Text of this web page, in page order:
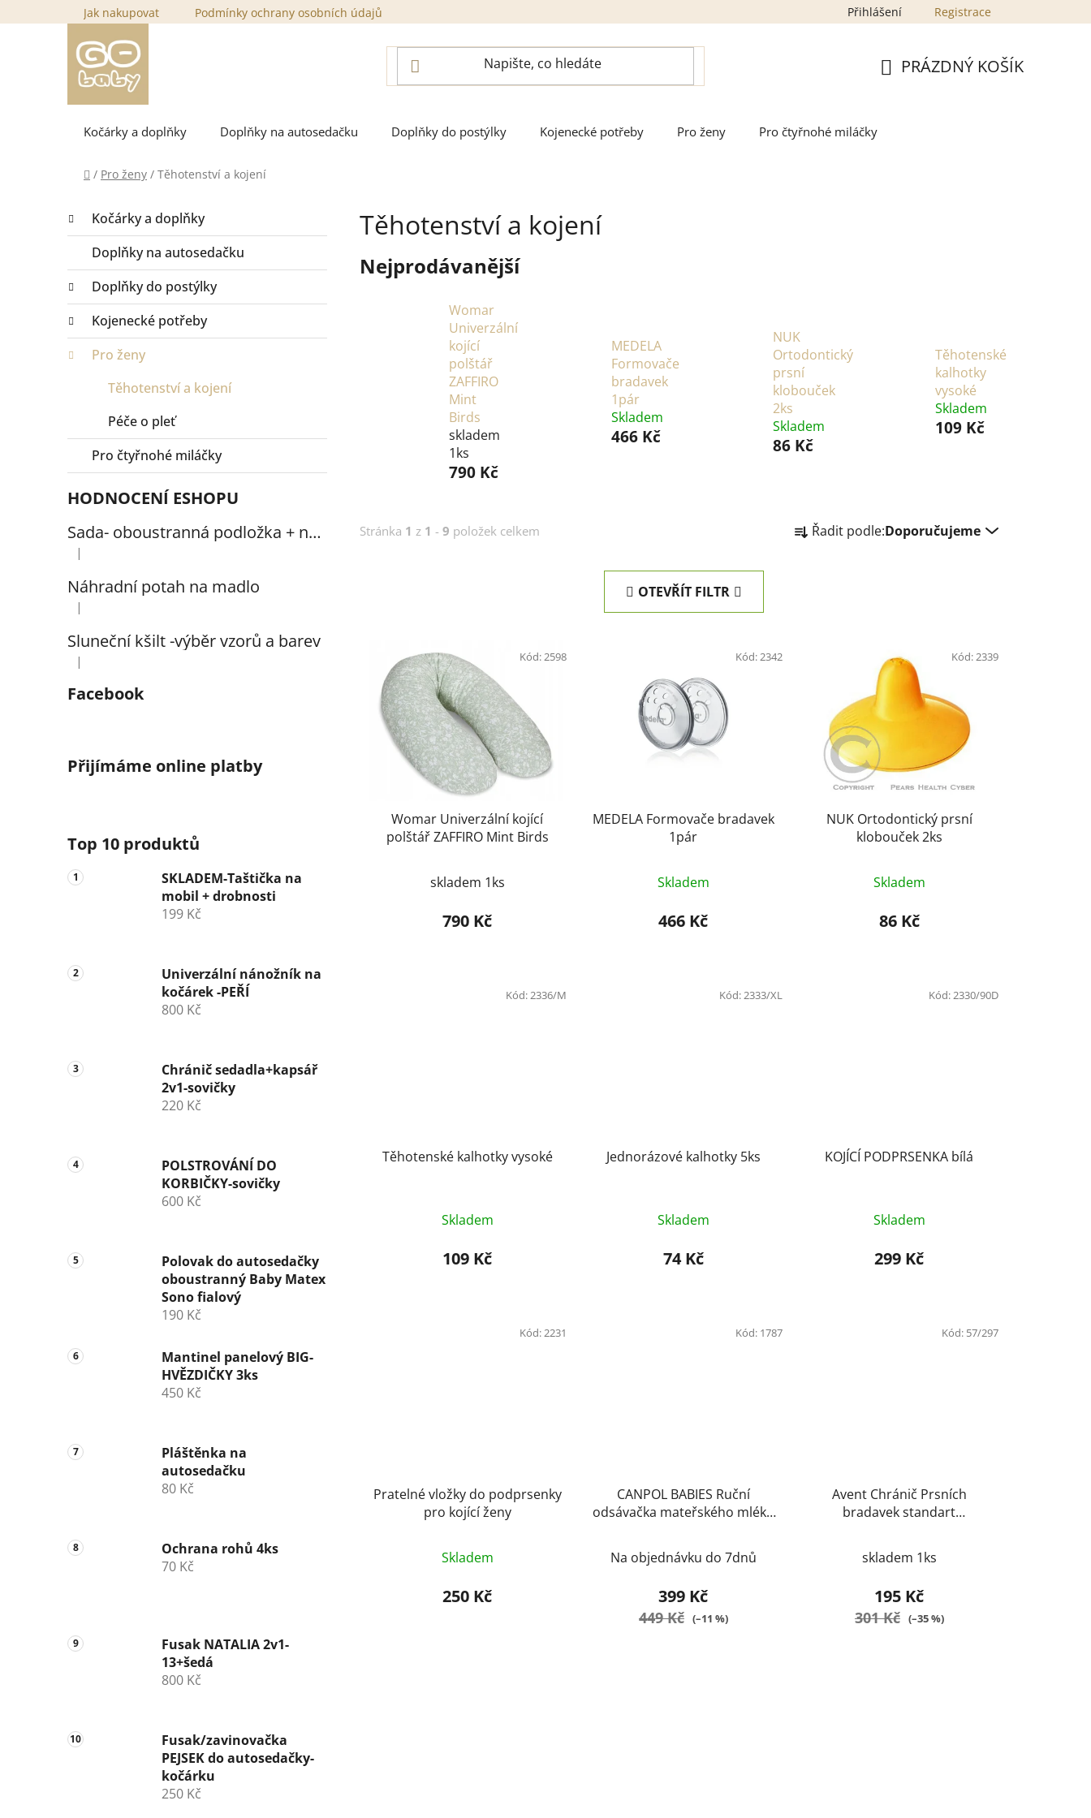
na
Jak nakupovat Podmínky ochrany osobních údajů Přihlášení Registrace
PRÁZDNÝ KOŠÍK
Kočárky a doplňky Doplňky na autosedačku Doplňky do postýlky Kojenecké potřeby Pro ženy Pro čtyřnohé miláčky
Domů
/ Pro ženy / Těhotenství a kojení
P
o
t
r
a
n
n
n
l
Přeskočit
kategorie
K
a
g
o
r
i
e
Kočárky a doplňky
Doplňky na autosedačku
Doplňky do postýlky
Kojenecké potřeby
Pro ženy
Těhotenství a kojení
Péče o pleť
Pro čtyřnohé miláčky
HODNOCENÍ ESHOPU
Sada- oboustranná podložka + nepadací deka minky-bavlna HVĚZDA MINT
Hodnocení produktu je 5 z 5 hvězdiček.
|
Náhradní potah na madlo
Hodnocení produktu je 5 z 5 hvězdiček.
|
Sluneční kšilt -výběr vzorů a barev
Hodnocení produktu je 5 z 5 hvězdiček.
|
Facebook
Přijímáme online platby
Top 10 produktů
SKLADEM-Taštička na
mobil + drobnosti
199 Kč
Univerzální nánožník na
kočárek -PEŘÍ
800 Kč
Chránič sedadla+kapsář
2v1-sovičky
220 Kč
POLSTROVÁNÍ DO
KORBIČKY-sovičky
600 Kč
Polovak do autosedačky
oboustranný Baby Matex
Sono fialový
190 Kč
Mantinel panelový BIG-
HVĚZDIČKY 3ks
450 Kč
Pláštěnka na
autosedačku
80 Kč
Ochrana rohů 4ks
70 Kč
Fusak NATALIA 2v1-
13+šedá
800 Kč
Fusak/zavinovačka
PEJSEK do autosedačky-
kočárku
250 Kč
Těhotenství a kojení
Nejprodávanější
Womar
Univerzální
kojící
polštář
ZAFFIRO
Mint
Birds
skladem
1ks
790 Kč
MEDELA
Formovače
bradavek
1pár
Skladem
466 Kč
NUK
Ortodontický
prsní
klobouček
2ks
Skladem
86 Kč
Těhotenské
kalhotky
vysoké
Skladem
109 Kč
Stránka 1 z 1 - 9 položek celkem a Řadit podle:Doporučujeme
OTEVŘÍT FILTR
Womar Univerzální kojící
polštář ZAFFIRO Mint Birds
skladem 1ks
790 Kč
Kód:2598
MEDELA Formovače bradavek
1pár
Skladem
466 Kč
Kód:2342
NUK Ortodontický prsní
klobouček 2ks
Skladem
86 Kč
Kód:2339
Těhotenské kalhotky vysoké
Skladem
109 Kč
Kód: 2336/M
Jednorázové kalhotky 5ks
Skladem
74 Kč
Kód: 2333/XL
KOJÍCÍ PODPRSENKA bílá
Skladem
299 Kč
Kód: 2330/90D
Pratelné vložky do podprsenky
pro kojící ženy
Skladem
250 Kč
Kód:2231
CANPOL BABIES Ruční
odsávačka mateřského mléka
Na objednávku do 7dnů
399 Kč
449 Kč (–11 %)
Kód: 1787
Avent Chránič Prsních
bradavek standart
skladem 1ks
195 Kč
301 Kč (–35 %)
Kód: 57/297